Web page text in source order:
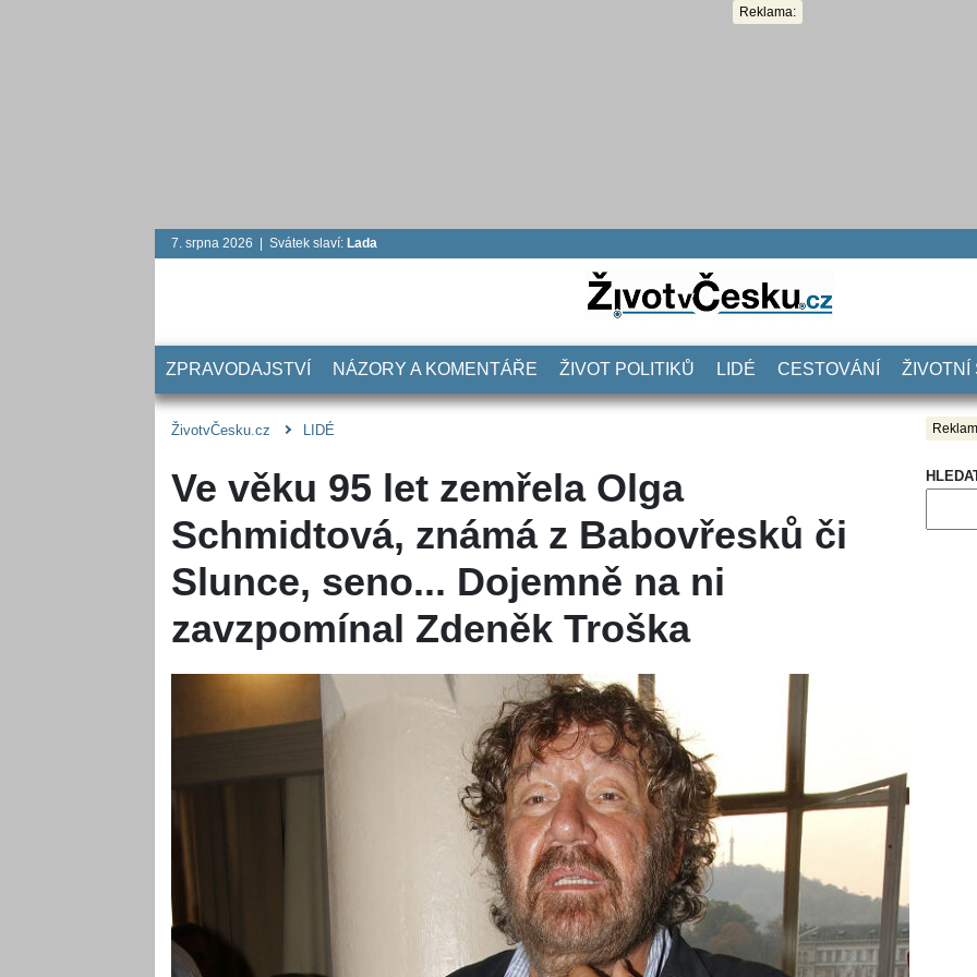
Reklama:
7. srpna 2026 | Svátek slaví: Lada
ZPRAVODAJSTVÍ NÁZORY A KOMENTÁŘE ŽIVOT POLITIKŮ LIDÉ CESTOVÁNÍ ŽIVOTNÍ
ŽivotvČesku.cz LIDÉ
Ve věku 95 let zemřela Olga
Schmidtová, známá z Babovřesků či
Slunce, seno... Dojemně na ni
zavzpomínal Zdeněk Troška